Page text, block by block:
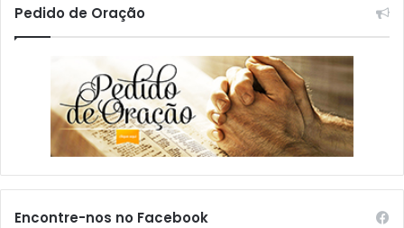
Pedido de Oração
Encontre-nos no Facebook